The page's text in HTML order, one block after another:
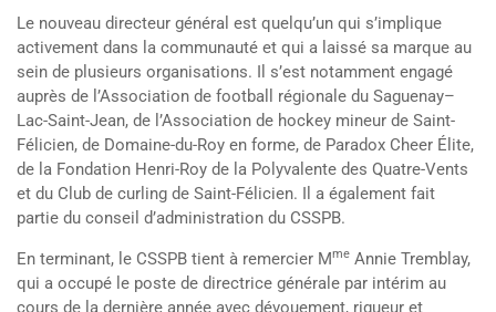
Le nouveau directeur général est quelqu’un qui s’implique
activement dans la communauté et qui a laissé sa marque au
sein de plusieurs organisations. Il s’est notamment engagé
auprès de l’Association de football régionale du Saguenay–
Lac-Saint-Jean, de l’Association de hockey mineur de Saint-
Félicien, de Domaine-du-Roy en forme, de Paradox Cheer Élite,
de la Fondation Henri-Roy de la Polyvalente des Quatre-Vents
et du Club de curling de Saint-Félicien. Il a également fait
partie du conseil d’administration du CSSPB.
En terminant, le CSSPB tient à remercier Mme Annie Tremblay,
qui a occupé le poste de directrice générale par intérim au
cours de la dernière année avec dévouement, rigueur et